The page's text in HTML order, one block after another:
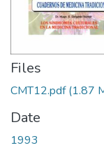
Files
CMT12.pdf(1.87
Date
1993